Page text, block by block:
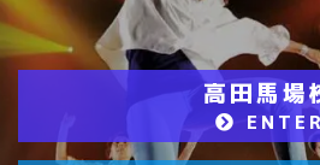
【厳選された一
高田馬場